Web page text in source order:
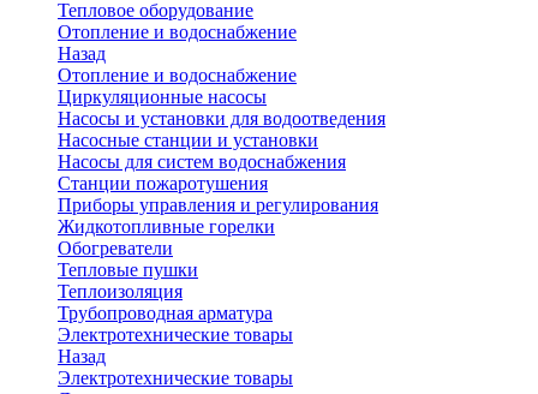
Тепловое оборудование
Отопление и водоснабжение
Назад
Отопление и водоснабжение
Циркуляционные насосы
Насосы и установки для водоотведения
Насосные станции и установки
Насосы для систем водоснабжения
Станции пожаротушения
Приборы управления и регулирования
Жидкотопливные горелки
Обогреватели
Тепловые пушки
Теплоизоляция
Трубопроводная арматура
Электротехнические товары
Назад
Электротехнические товары